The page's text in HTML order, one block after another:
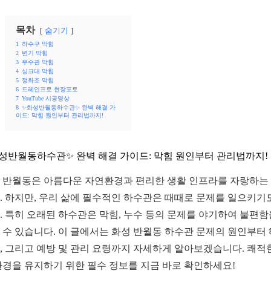
목차 숨기기
1
하수구 막힘
2 변기 막힘
3 우수관 막힘
4 싱크대 막힘
5 정화조 막힘
6 드레인프로 현장포토
7 YouTube 시공영상
8 ✨화성반월동하수관✨ 완벽 해결 가
이드: 막힘 원인부터 관리법까지!
반월동하수관✨ 완벽 해결 가이드: 막힘 원인부터 관리법까지!
반월동은 아름다운 자연환경과 편리한 생활 인프라를 자랑하는
하지만, 우리 삶에 필수적인 하수관은 때때로 문제를 일으키기
특히 오래된 하수관은 막힘, 누수 등의 문제를 야기하여 불편함
수 있습니다. 이 글에서는 화성 반월동 하수관 문제의 원인부터
그리고 예방 및 관리 요령까지 자세하게 알아보겠습니다. 쾌적
경을 유지하기 위한 필수 정보를 지금 바로 확인하세요!